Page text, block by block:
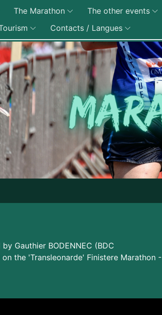
The Marathon The other events
Contacts / Langues
Gauthier BODENNEC (BDC
on the 'Transleonarde' Finistere Marathon -